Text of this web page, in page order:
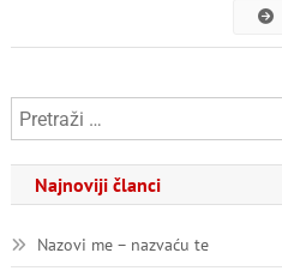
Najnoviji članci
Nazovi me – nazvaću te